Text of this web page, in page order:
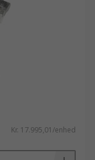
Kr. 17.995,01/enhed